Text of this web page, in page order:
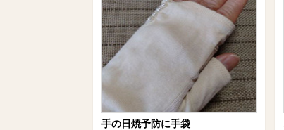
手の日焼予防に手袋